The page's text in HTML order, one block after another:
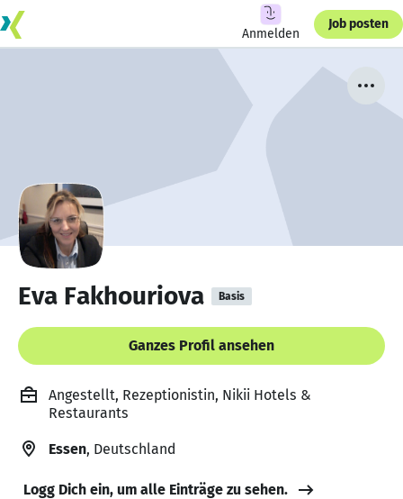
Anmelden
Job posten
Eva Fakhouriova Basis
Ganzes Profil ansehen
Angestellt, Rezeptionistin, Nikii Hotels &
Restaurants
Essen, Deutschland
Logg Dich ein, um alle Einträge zu sehen.